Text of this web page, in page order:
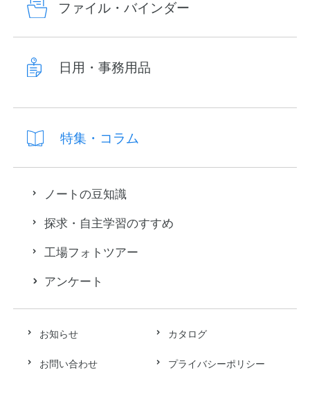
お知らせ カタログ
お問い合わせ プライバシーポリシー
ファイル・バインダー
日用・事務用品
特集・コラム
ノートの豆知識
探求・自主学習のすすめ
工場フォトツアー
アンケート